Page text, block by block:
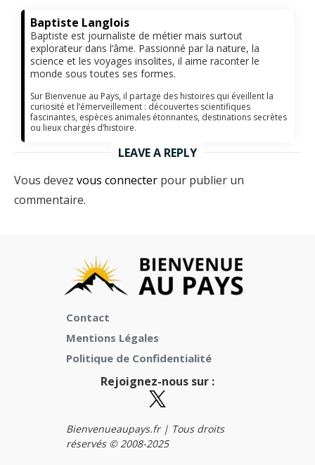
Baptiste Langlois
Baptiste est journaliste de métier mais surtout
explorateur dans l’âme. Passionné par la nature, la
science et les voyages insolites, il aime raconter le
monde sous toutes ses formes.
Sur Bienvenue au Pays, il partage des histoires qui éveillent la
curiosité et l’émerveillement : découvertes scientifiques
fascinantes, espèces animales étonnantes, destinations secrètes
ou lieux chargés d’histoire.
LEAVE A REPLY
Vous devez vous connecter pour publier un
commentaire.
Contact
Mentions Légales
Politique de Confidentialité
Rejoignez-nous sur :
Bienvenueaupays.fr | Tous droits
réservés © 2008-2025